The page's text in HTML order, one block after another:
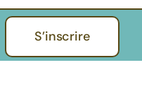
S’inscrire